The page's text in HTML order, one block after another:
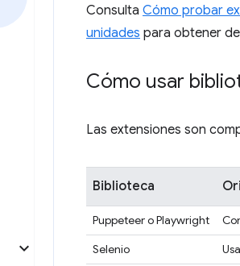
Consulta Cómo probar
unidades para obtener
Cómo usar
Las extensiones son
Biblioteca
Puppeteer o Playwright
Selenio